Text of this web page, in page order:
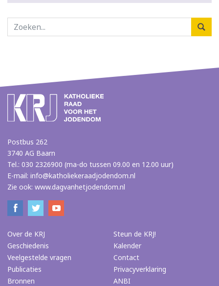
Postbus 262
3740 AG Baarn
Tel.: 030 2326900 (ma-do tussen 09.00 en 12.00 uur)
E-mail: info@katholiekeraadjodendom.nl
Zie ook: www.dagvanhetjodendom.nl
Over de KRJ
Geschiedenis
Veelgestelde vragen
Publicaties
Bronnen
Steun de KRJ!
Kalender
Contact
Privacyverklaring
ANBI